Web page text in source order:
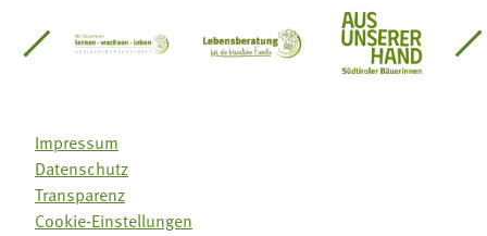
Südtirol
Gärtnervereinigung
Sozialgenossenschaft Mit Bäuerinnen lernen -
Lebensberatung für dieAus unserer
Impressum
Datenschutz
Transparenz
Cookie-Einstellungen